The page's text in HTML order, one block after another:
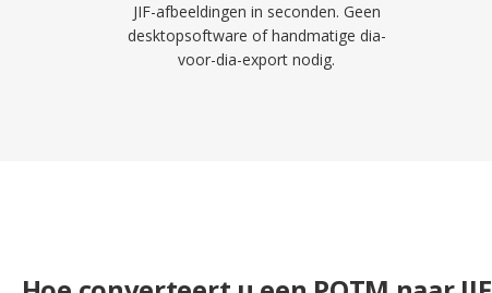
JIF-afbeeldingen in seconden. Geen
desktopsoftware of handmatige dia-
voor-dia-export nodig.